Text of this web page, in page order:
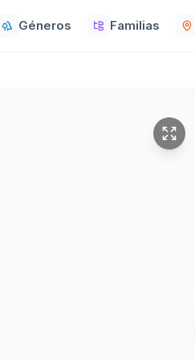
Géneros Familias